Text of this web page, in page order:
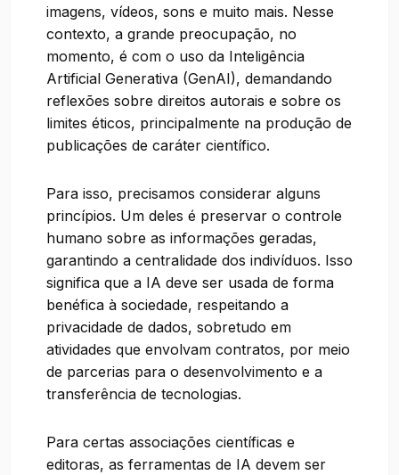
imagens, vídeos, sons e muito mais. Nesse
contexto, a grande preocupação, no
momento, é com o uso da Inteligência
Artificial Generativa (GenAI), demandando
reflexões sobre direitos autorais e sobre os
limites éticos, principalmente na produção de
publicações de caráter científico.
Para isso, precisamos considerar alguns
princípios. Um deles é preservar o controle
humano sobre as informações geradas,
garantindo a centralidade dos indivíduos. Isso
significa que a IA deve ser usada de forma
benéfica à sociedade, respeitando a
privacidade de dados, sobretudo em
atividades que envolvam contratos, por meio
de parcerias para o desenvolvimento e a
transferência de tecnologias.
Para certas associações científicas e
editoras, as ferramentas de IA devem ser